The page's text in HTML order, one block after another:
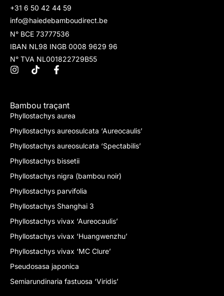
+31 6 50 42 44 59
info@haiedebamboudirect.be
N° BCE 73777536
IBAN NL98 INGB 0008 9629 96
N° TVA NL001822729B55
Bambou traçant
Phyllostachys aurea
Phyllostachys aureosulcata ‘Aureocaulis’
Phyllostachys aureosulcata ‘Spectabilis’
Phyllostachys bissetii
Phyllostachys nigra (bambou noir)
Phyllostachys parvifolia
Phyllostachys Shanghai 3
Phyllostachys vivax ‘Aureocaulis’
Phyllostachys vivax ‘Huangwenzhu’
Phyllostachys vivax ‘MC Clure’
Pseudosasa japonica
Semiarundinaria fastuosa ‘Viridis’